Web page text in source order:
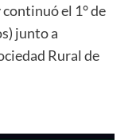
el 1° de
junto a
Rural de